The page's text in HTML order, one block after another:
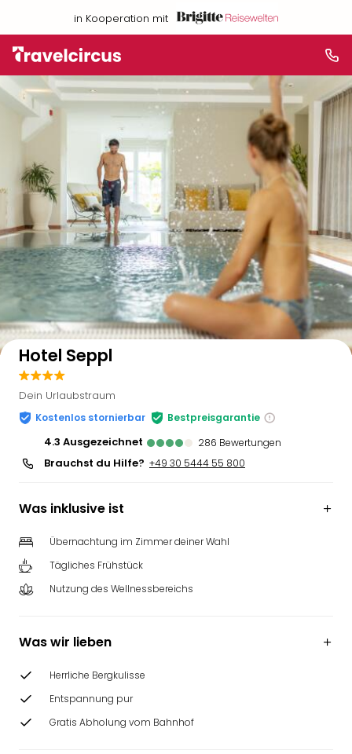
in Kooperation mit
Auf der Karte anzeigen
Hotel Seppl
Dein Urlaubstraum
Kostenlos stornierbar Bestpreisgarantie
4.3 ausgezeichnet 286 Bewertungen
Brauchst du Hilfe? +49 30 5444 55 800
Was inklusive ist
Übernachtung im Zimmer deiner Wahl
Tägliches Frühstück
Nutzung des Wellnessbereichs
Was wir lieben
Herrliche Bergkulisse
Entspannung pur
Gratis Abholung vom Bahnhof